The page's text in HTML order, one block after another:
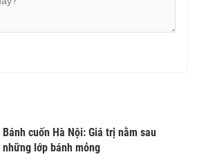
Bánh cuốn Hà Nội: Giá trị nằm sau
những lớp bánh mỏng